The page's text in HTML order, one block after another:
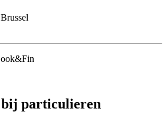
bij particulieren